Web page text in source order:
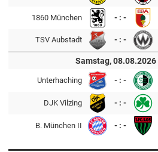
1860 München - : -
TSV Aubstadt - : -
Samstag, 08.08.2026
Unterhaching - : -
DJK Vilzing - : -
B. München II - : -